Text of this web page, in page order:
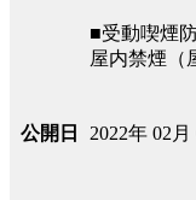
■受動喫煙
屋内禁煙（
公開日 2022年 02月